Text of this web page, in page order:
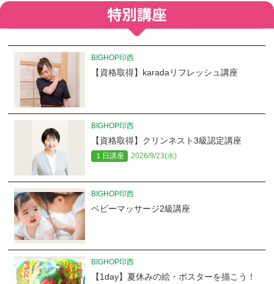
BIGHOP印西
【資格取得】karadaリフレッシュ講座
BIGHOP印西
【資格取得】クリンネスト3級認定講座
１日講座 2026/9/23(水)
BIGHOP印西
ベビーマッサージ2級講座
BIGHOP印西
【1day】夏休みの絵・ポスターを描こう！